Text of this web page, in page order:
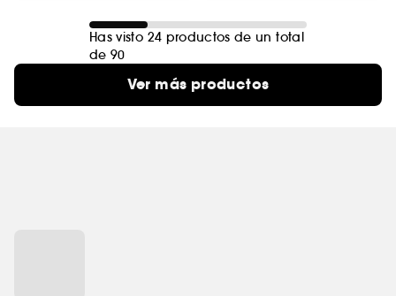
Has visto 24 productos de un total
de 90
Ver más productos